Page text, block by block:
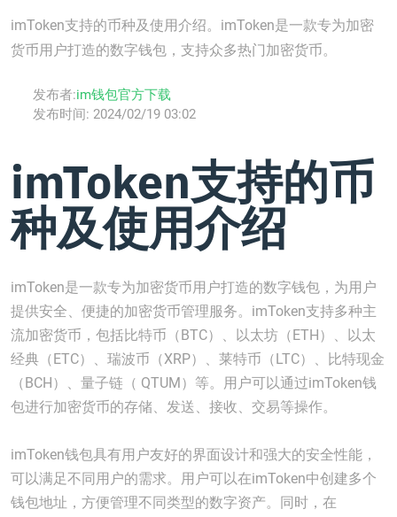
imToken支持的币种及使用介绍。imToken是一款专为加密
货币用户打造的数字钱包，支持众多热门加密货币。
发布者:im钱包官方下载
发布时间: 2024/02/19 03:02
imToken支持的币
种及使用介绍
imToken是一款专为加密货币用户打造的数字钱包，为用户
提供安全、便捷的加密货币管理服务。imToken支持多种主
流加密货币，包括比特币（BTC）、以太坊（ETH）、以太
经典（ETC）、瑞波币（XRP）、莱特币（LTC）、比特现金
（BCH）、量子链（ QTUM）等。用户可以通过imToken钱
包进行加密货币的存储、发送、接收、交易等操作。
imToken钱包具有用户友好的界面设计和强大的安全性能，
可以满足不同用户的需求。用户可以在imToken中创建多个
钱包地址，方便管理不同类型的数字资产。同时，在